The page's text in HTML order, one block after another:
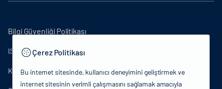
Bilgi Güvenliği Politikası
ISO27001
KVKK Aydınlatma Metni
Çerez Politikası
Bu internet sitesinde, kullanıcı deneyimini geliştirmek ve
internet sitesinin verimli çalışmasını sağlamak amacıyla